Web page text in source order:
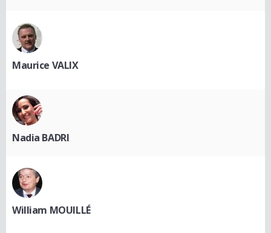
Maurice VALIX
Nadia BADRI
William MOUILLÉ